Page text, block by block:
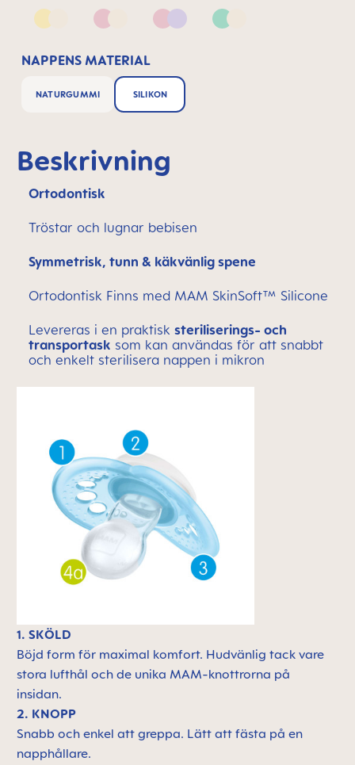
Yellow & NeutralPink & NeutralPink & LilacGreen & Neutral
NAPPENS MATERIAL
NATURGUMMI SILIKON
Beskrivning
Ortodontisk
Tröstar och lugnar bebisen
Symmetrisk, tunn & käkvänlig spene
Ortodontisk Finns med MAM SkinSoft™ Silicone
Levereras i en praktisk steriliserings- och
transportask som kan användas för att snabbt
och enkelt sterilisera nappen i mikron
1. SKÖLD
Böjd form för maximal komfort. Hudvänlig tack vare
stora lufthål och de unika MAM-knottrorna på
insidan.
2. KNOPP
Snabb och enkel att greppa. Lätt att fästa på en
napphållare.